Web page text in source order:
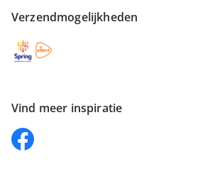
Verzendmogelijkheden
Vind meer inspiratie